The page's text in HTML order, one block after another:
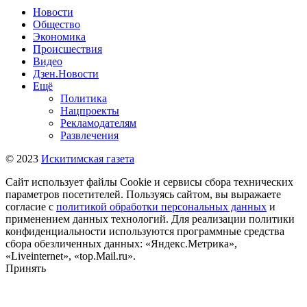
Новости
Общество
Экономика
Происшествия
Видео
Дзен.Новости
Ещё
Политика
Нацпроекты
Рекламодателям
Развлечения
© 2023 Искитимская газета
Сайт использует файлы Cookie и сервисы сбора технических
параметров посетителей. Пользуясь сайтом, вы выражаете
согласие с политикой обработки персональных данных и
применением данных технологий. Для реализации политики
конфиденциальности используются программные средства
сбора обезличенных данных: «Яндекс.Метрика»,
«Liveinternet», «top.Mail.ru».
Принять